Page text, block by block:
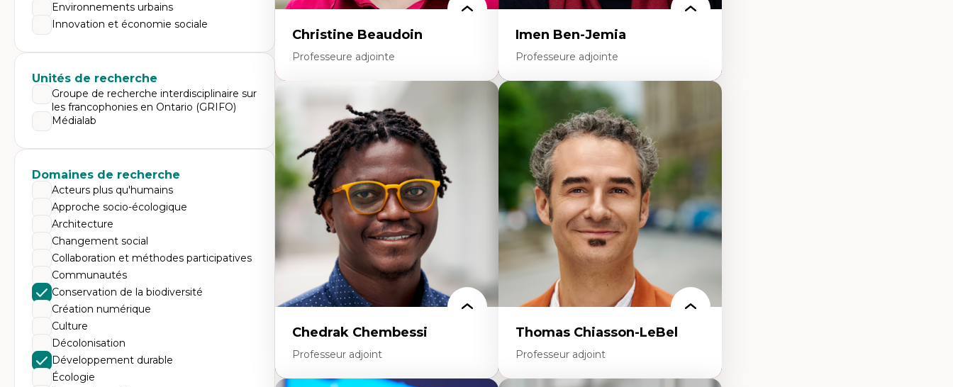
Environnements urbains
Innovation et économie sociale
Unités de recherche
Groupe de recherche interdisciplinaire sur
les francophonies en Ontario (GRIFO)
Médialab
Domaines de recherche
Acteurs plus qu'humains
Approche socio-écologique
Architecture
Changement social
Collaboration et méthodes participatives
Communautés
Conservation de la biodiversité
Création numérique
Culture
Décolonisation
Développement durable
Écologie
Christine Beaudoin
Professeure adjointe
Expertises
Méthodes de recherche
Acteurs plus qu'humains
Approches socio-écologiques
Conservation de la biodiversité
Collaboration et méthodes participatives
Études des sciences
Relations humain-environnement
Transdisciplinarité
Imen Ben-Jemia
Professeure adjointe
Discours sur la ville et représentations
Mosquées, formes et usages au Canada
Reconnaissance et représentations des
communautés immigrantes dans l'espace
urbain
Design architectural et urbain
Patrimoine et patrimonialisation
Études postcoloniales et décolonisation des
savoirs
Chedrak Chembessi
Professeur adjoint
Thomas Chiasson-LeBel
Professeur adjoint